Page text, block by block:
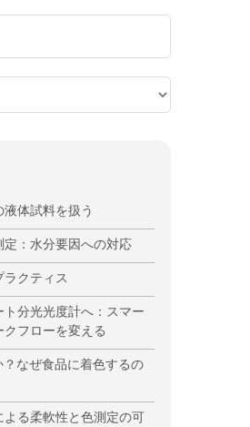
体試料を扱う
：水分要因への対応
クティス
分光光度計へ：スマー
クフローを変える
なぜ食品に着色するの
る柔軟性と色測定の可